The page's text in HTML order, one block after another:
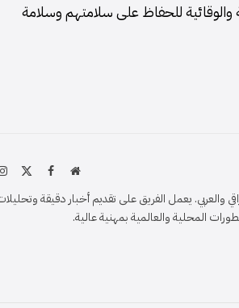
للحفاظ على سلامتهم وسلامة
موقعفيسبوك
يعمل الفريق على تقديم أخبار دقيقة
المحلية والعالمية بمهنية عالية.